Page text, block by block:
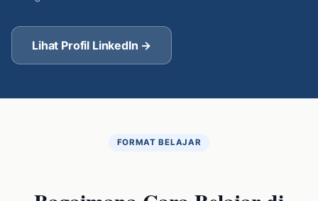
Lihat Profil LinkedIn →
FORMAT BELAJAR